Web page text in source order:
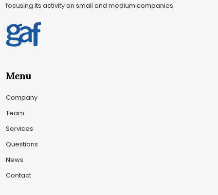
focusing its activity on small and medium companies
Menu
Company
Team
Services
Questions
News
Contact